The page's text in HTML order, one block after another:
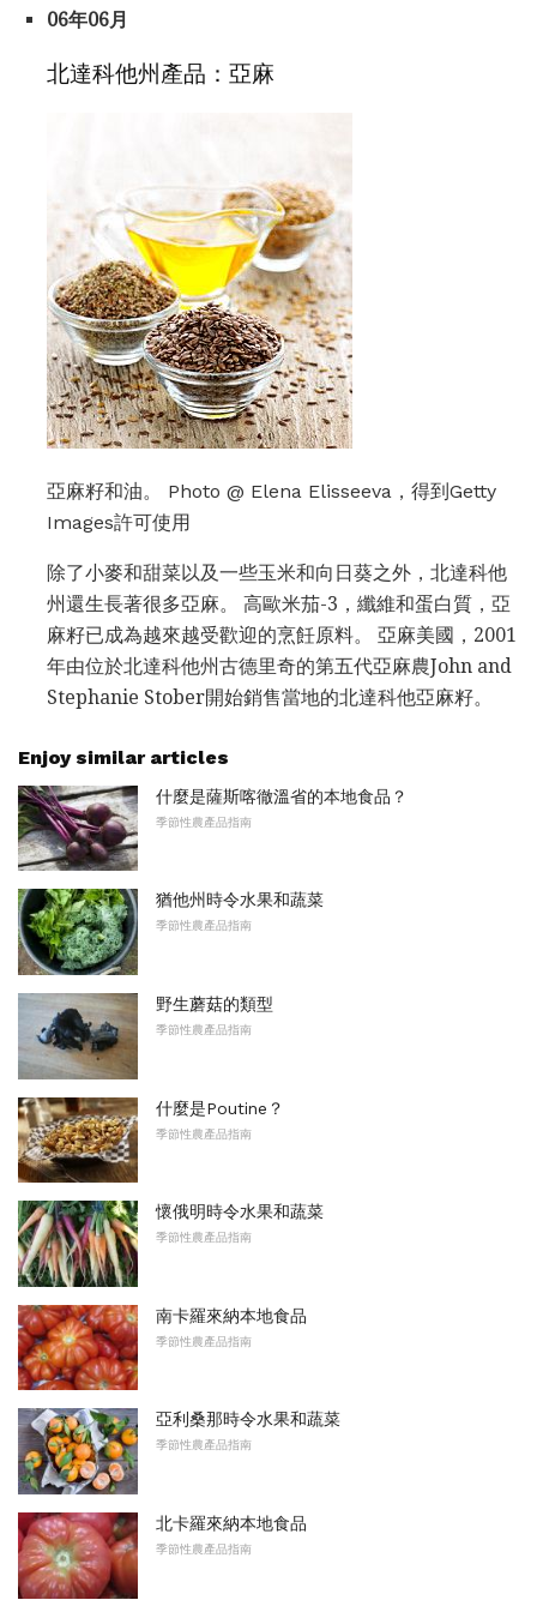
06年06月
北達科他州產品：亞麻
亞麻籽和油。 Photo @ Elena Elisseeva，得到Getty
Images許可使用
除了小麥和甜菜以及一些玉米和向日葵之外，北達科他
州還生長著很多亞麻。 高歐米茄-3，纖維和蛋白質，亞
麻籽已成為越來越受歡迎的烹飪原料。 亞麻美國，2001
年由位於北達科他州古德里奇的第五代亞麻農John and
Stephanie Stober開始銷售當地的北達科他亞麻籽。
Enjoy similar articles
什麼是薩斯喀徹溫省的本地食品？
季節性農產品指南
猶他州時令水果和蔬菜
季節性農產品指南
野生蘑菇的類型
季節性農產品指南
什麼是Poutine？
季節性農產品指南
懷俄明時令水果和蔬菜
季節性農產品指南
南卡羅來納本地食品
季節性農產品指南
亞利桑那時令水果和蔬菜
季節性農產品指南
北卡羅來納本地食品
季節性農產品指南